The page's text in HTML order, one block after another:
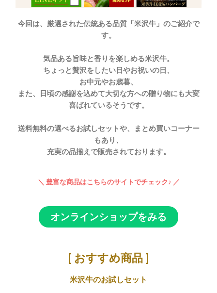
今回は、厳選された伝統ある品質「米沢牛」のご紹介で
す。
気品ある旨味と香りを楽しめる米沢牛。
ちょっと贅沢をしたい日やお祝いの日、
お中元やお歳暮、
また、日頃の感謝を込めて大切な方への贈り物にも大変
喜ばれているそうです。
送料無料の選べるお試しセットや、まとめ買いコーナー
もあり、
充実の品揃えで販売されております。
＼ 豊富な商品はこちらのサイトでチェック♪ ／
オンラインショップをみる
[ おすすめ商品 ]
米沢牛のお試しセット